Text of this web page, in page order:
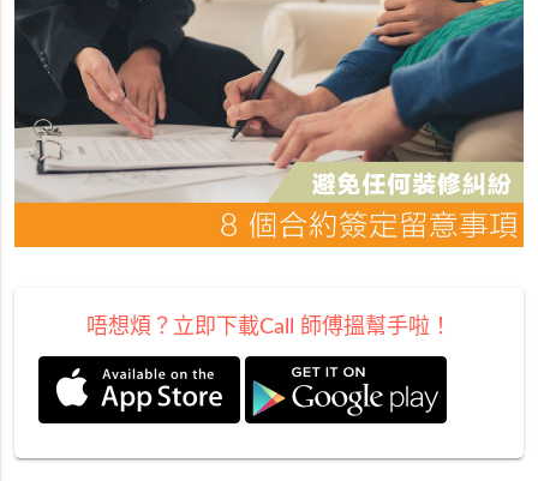
唔想煩？立即下載Call 師傅搵幫手啦！